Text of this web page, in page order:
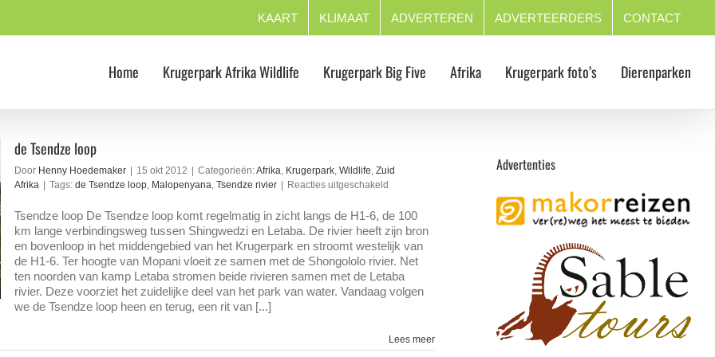
KAART KLIMAAT ADVERTEREN ADVERTEERDERS CONTACT
Home Krugerpark Afrika Wildlife Krugerpark Big Five Afrika Krugerpark foto’s Dierenparken
de Tsendze loop
Door Henny Hoedemaker 15 okt 2012 Categorieën:Afrika, Krugerpark, Wildlife, Zuid
Afrika
Tags: de Tsendze loop, Malopenyana, Tsendze rivier Reacties uitgeschakeld
Tsendze
loop
Tsendze loop De Tsendze loop komt regelmatig in zicht langs de H1-6, de 100
km lange verbindingsweg tussen Shingwedzi en Letaba. De rivier heeft zijn bron
en bovenloop in het middengebied van het Krugerpark en stroomt westelijk van
de H1-6. Ter hoogte van Mopani vloeit ze samen met de Shongololo rivier. Net
ten noorden van kamp Letaba stromen beide rivieren samen met de Letaba
rivier. Deze voorziet het zuidelijke deel van het park van water. Vandaag volgen
we de Tsendze loop heen en terug, een rit van [...]
Lees meer
Advertenties